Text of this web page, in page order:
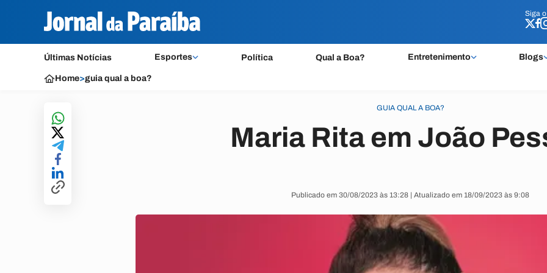
Siga o
Últimas Notícias Esportes Política Qual a Boa? Entretenimento Blogs
Siga o
Home>guia qual a boa?
GUIA QUAL A BOA?
Maria Rita em João
Publicado em 30/08/2023 às 13:28 | Atualizado em 18/09/2023 às 9:08